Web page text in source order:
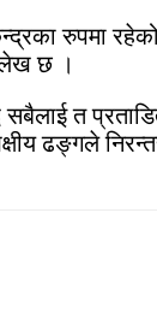
रुपमा रहेको
छ ।
सबैलाई त
ढङ्गले